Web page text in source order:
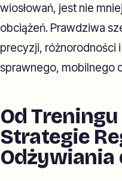
wiosłowań, jest nie
obciążeń. Prawdziwa
precyzji, różnorodności
sprawnego, mobilnego
Od
Strategie
Odżywiania